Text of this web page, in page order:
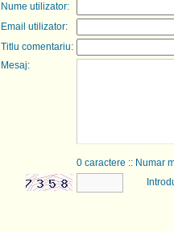
Nume utilizator:
Email utilizator:
Titlu comentariu:
Mesaj:
0 caractere :: Numar